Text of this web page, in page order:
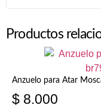
Productos
Anzuelo para Atar
$ 8.000